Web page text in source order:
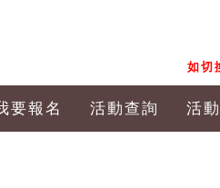
如切
要報名 活動查詢 活